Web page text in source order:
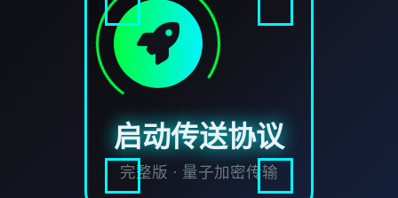
启动传送协议
完整版 · 量子加密传输